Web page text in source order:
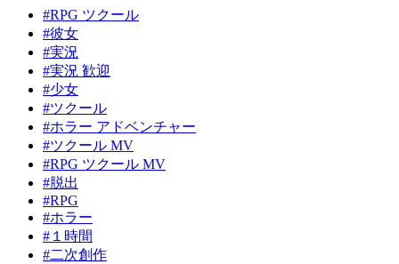
#RPG ツクール
#彼女
#実況
#実況 歓迎
#少女
#ツクール
#ホラー アドベンチャー
#ツクール MV
#RPG ツクール MV
#脱出
#RPG
#ホラー
#１時間
#二次創作